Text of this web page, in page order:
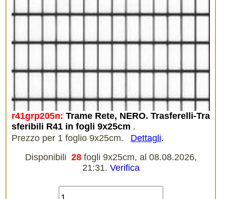
r41grp205n: Trame Rete, NERO. Trasferelli-Tra
sferibili R41 in fogli 9x25cm .
Prezzo per 1 foglio 9x25cm.
Dettagli.
Disponibili 28 fogli 9x25cm, al 08.08.2026,
21:31. Verifica